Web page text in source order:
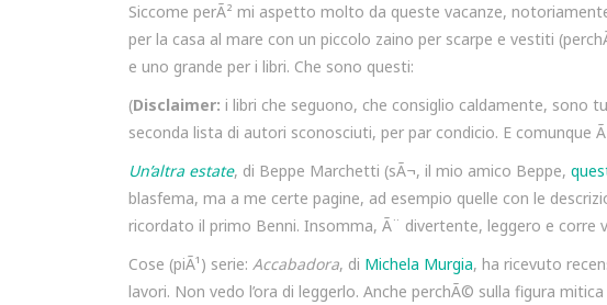
Siccome perÃ² mi aspetto molto da queste vacanze,
per la casa al mare con un piccolo zaino per scarpe e vestiti
e uno grande per i libri. Che sono questi:
(Disclaimer: i libri che seguono, che consiglio caldamente, sono
seconda lista di autori sconosciuti, per par condicio. E comunque
Un’altra estate, di Beppe Marchetti (sÃ¬, il mio amico Beppe,
blasfema, ma a me certe pagine, ad esempio quelle con le
ricordato il primo Benni. Insomma, Ã¨ divertente, leggero e corre
Cose (piÃ¹) serie: Accabadora, di Michela Murgia, ha ricevuto
lavori. Non vedo l’ora di leggerlo. Anche perchÃ© sulla figura